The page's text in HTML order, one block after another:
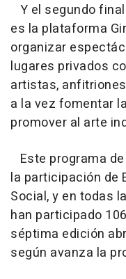
Y el segundo
es la plataforma
organizar
lugares privados
artistas,
a la vez fomentar
promover al arte
Este programa
la participación de
Social, y en todas
han participado
séptima edición
según avanza la